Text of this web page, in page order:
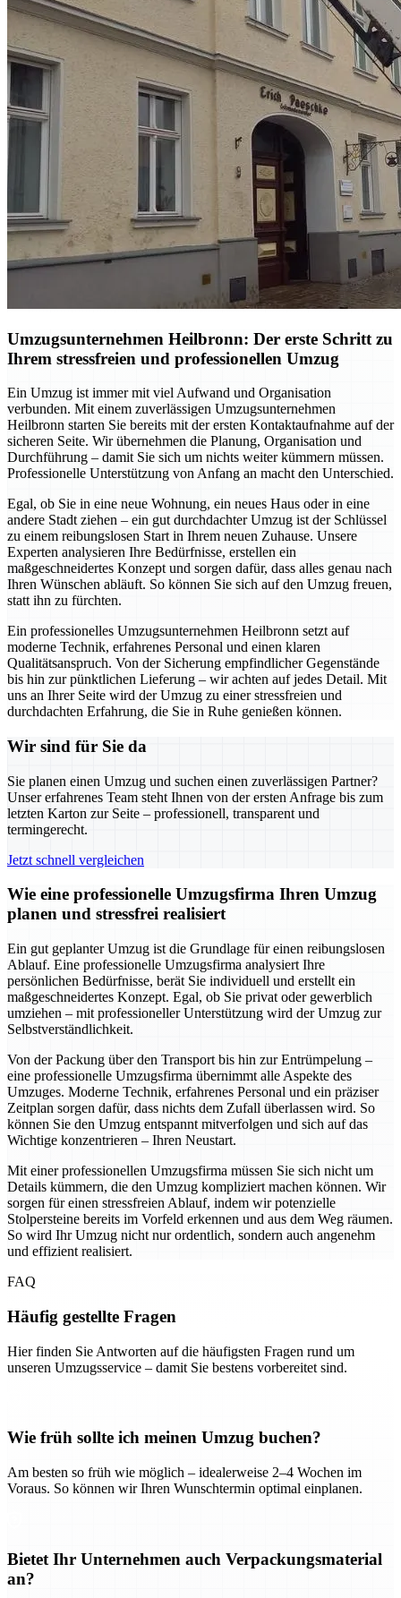
Umzugsunternehmen Heilbronn: Der erste Schritt zu
Ihrem stressfreien und professionellen Umzug
Ein Umzug ist immer mit viel Aufwand und Organisation
verbunden. Mit einem zuverlässigen Umzugsunternehmen
Heilbronn starten Sie bereits mit der ersten Kontaktaufnahme auf der
sicheren Seite. Wir übernehmen die Planung, Organisation und
Durchführung – damit Sie sich um nichts weiter kümmern müssen.
Professionelle Unterstützung von Anfang an macht den Unterschied.
Egal, ob Sie in eine neue Wohnung, ein neues Haus oder in eine
andere Stadt ziehen – ein gut durchdachter Umzug ist der Schlüssel
zu einem reibungslosen Start in Ihrem neuen Zuhause. Unsere
Experten analysieren Ihre Bedürfnisse, erstellen ein
maßgeschneidertes Konzept und sorgen dafür, dass alles genau nach
Ihren Wünschen abläuft. So können Sie sich auf den Umzug freuen,
statt ihn zu fürchten.
Ein professionelles Umzugsunternehmen Heilbronn setzt auf
moderne Technik, erfahrenes Personal und einen klaren
Qualitätsanspruch. Von der Sicherung empfindlicher Gegenstände
bis hin zur pünktlichen Lieferung – wir achten auf jedes Detail. Mit
uns an Ihrer Seite wird der Umzug zu einer stressfreien und
durchdachten Erfahrung, die Sie in Ruhe genießen können.
Wir sind für Sie da
Sie planen einen Umzug und suchen einen zuverlässigen Partner?
Unser erfahrenes Team steht Ihnen von der ersten Anfrage bis zum
letzten Karton zur Seite – professionell, transparent und
termingerecht.
Jetzt schnell vergleichen
Wie eine professionelle Umzugsfirma Ihren Umzug
planen und stressfrei realisiert
Ein gut geplanter Umzug ist die Grundlage für einen reibungslosen
Ablauf. Eine professionelle Umzugsfirma analysiert Ihre
persönlichen Bedürfnisse, berät Sie individuell und erstellt ein
maßgeschneidertes Konzept. Egal, ob Sie privat oder gewerblich
umziehen – mit professioneller Unterstützung wird der Umzug zur
Selbstverständlichkeit.
Von der Packung über den Transport bis hin zur Entrümpelung –
eine professionelle Umzugsfirma übernimmt alle Aspekte des
Umzuges. Moderne Technik, erfahrenes Personal und ein präziser
Zeitplan sorgen dafür, dass nichts dem Zufall überlassen wird. So
können Sie den Umzug entspannt mitverfolgen und sich auf das
Wichtige konzentrieren – Ihren Neustart.
Mit einer professionellen Umzugsfirma müssen Sie sich nicht um
Details kümmern, die den Umzug kompliziert machen können. Wir
sorgen für einen stressfreien Ablauf, indem wir potenzielle
Stolpersteine bereits im Vorfeld erkennen und aus dem Weg räumen.
So wird Ihr Umzug nicht nur ordentlich, sondern auch angenehm
und effizient realisiert.
FAQ
Häufig gestellte Fragen
Hier finden Sie Antworten auf die häufigsten Fragen rund um
unseren Umzugsservice – damit Sie bestens vorbereitet sind.
Wie früh sollte ich meinen Umzug buchen?
Am besten so früh wie möglich – idealerweise 2–4 Wochen im
Voraus. So können wir Ihren Wunschtermin optimal einplanen.
Bietet Ihr Unternehmen auch Verpackungsmaterial
an?